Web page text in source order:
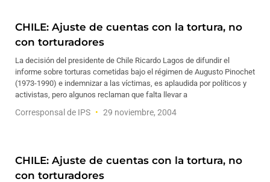
CHILE: Ajuste de cuentas con la tortura, no
con torturadores
La decisión del presidente de Chile Ricardo Lagos de difundir el
informe sobre torturas cometidas bajo el régimen de Augusto Pinochet
(1973-1990) e indemnizar a las víctimas, es aplaudida por políticos y
activistas, pero algunos reclaman que falta llevar a
Corresponsal de IPS 29 noviembre, 2004
CHILE: Ajuste de cuentas con la tortura, no
con torturadores